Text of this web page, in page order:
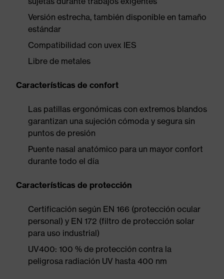
Versión estrecha, también disponible en tamaño
estándar
Compatibilidad con uvex IES
Libre de metales
Características de confort
Las patillas ergonómicas con extremos blandos
garantizan una sujeción cómoda y segura sin
puntos de presión
Puente nasal anatómico para un mayor confort
durante todo el día
Características de protección
Certificación según EN 166 (protección ocular
personal) y EN 172 (filtro de protección solar
para uso industrial)
UV400: 100 % de protección contra la
peligrosa radiación UV hasta 400 nm